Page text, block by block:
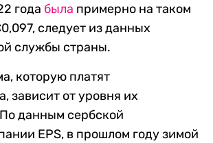
года была примерно на таком
следует из данных
службы страны.
которую платят
зависит от уровня их
данным сербской
EPS, в прошлом году зимой